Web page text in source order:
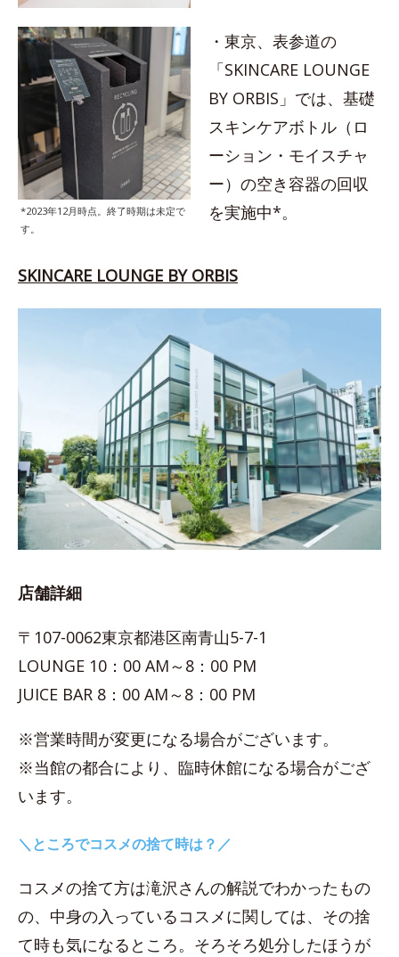
*2023年12月時点。終了時期は未定で
す。
・東京、表参道の
「SKINCARE LOUNGE
BY ORBIS」では、基礎
スキンケアボトル（ロ
ーション・モイスチャ
ー）の空き容器の回収
を実施中*。
SKINCARE LOUNGE BY ORBIS
店舗詳細
〒107-0062東京都港区南青山5-7-1
LOUNGE 10：00 AM～8：00 PM
JUICE BAR 8：00 AM～8：00 PM
※営業時間が変更になる場合がございます。
※当館の都合により、臨時休館になる場合がござ
います。
＼ところでコスメの捨て時は？／
コスメの捨て方は滝沢さんの解説でわかったもの
の、中身の入っているコスメに関しては、その捨
て時も気になるところ。そろそろ処分したほうが